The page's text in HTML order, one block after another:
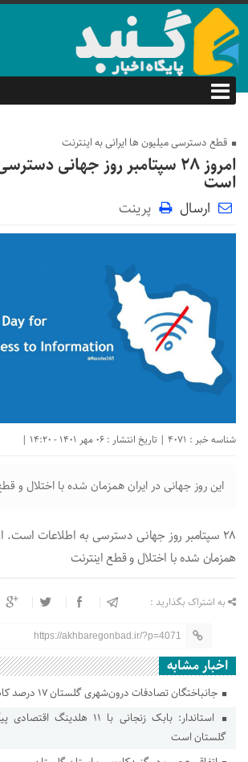
قطع دسترسی میلیون ها ایرانی به اینترنت
امروز ۲۸ سپتامبر روز جهانی
است
ارسال پرینت
شناسه خبر : 4071 | تاریخ انتشار : 06 مهر 1401 - 14:20 |
این روز جهانی در ایران همزمان شده با اختلال و
۲۸ سپتامبر روز جهانی دسترسی به اطلاعات است.
همزمان شده با اختلال و قطع اینترنت
به اشتراک بگذارید :
https://akhbaregonbad.ir/?p=4071
اخبار مشابه
جانباختگان تصادفات درون‌شهری گلستان ۱۷ درصد کاهش یافت
استاندار: بابک زنجانی با ۱۱
گلستان است